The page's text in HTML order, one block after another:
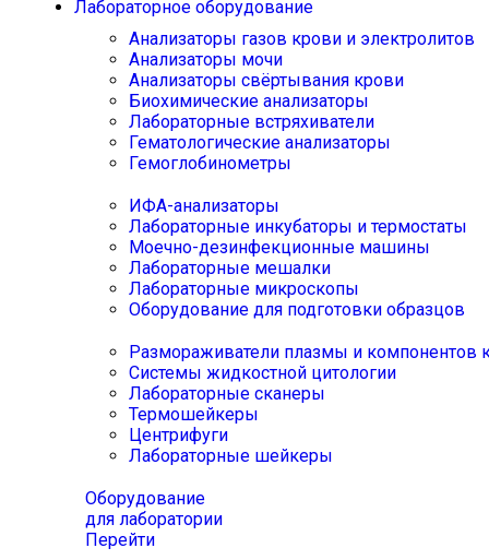
Лабораторное оборудование
Анализаторы газов крови и электролитов
Анализаторы мочи
Анализаторы свёртывания крови
Биохимические анализаторы
Лабораторные встряхиватели
Гематологические анализаторы
Гемоглобинометры
ИФА-анализаторы
Лабораторные инкубаторы и термостаты
Моечно-дезинфекционные машины
Лабораторные мешалки
Лабораторные микроскопы
Оборудование для подготовки образцов
Размораживатели плазмы и компонентов
Системы жидкостной цитологии
Лабораторные сканеры
Термошейкеры
Центрифуги
Лабораторные шейкеры
Оборудование
для лаборатории
Перейти